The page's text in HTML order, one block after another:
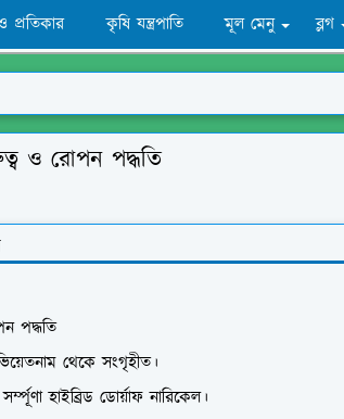
প্রতিকার কৃষি যন্ত্রপাতি মূল মেনু ব্লগ
ও রোপন পদ্ধতি
পদ্ধতি
থেকে সংগৃহীত।
হাইব্রিড ডোর্য়াফ নারিকেল।